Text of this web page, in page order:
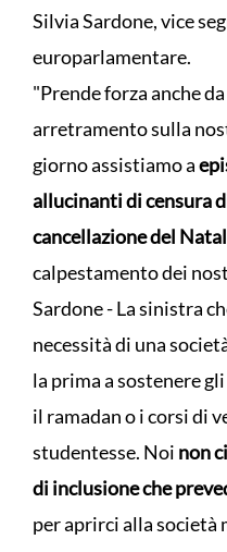
Silvia Sardone, vice
europarlamentare.
"Prende forza anche
arretramento sulla
giorno assistiamo a
allucinanti di censura
cancellazione del
calpestamento dei
Sardone - La sinistra
necessità di una
la prima a sostenere
il ramadan o i corsi di
studentesse. Noi non
di inclusione che
per aprirci alla società